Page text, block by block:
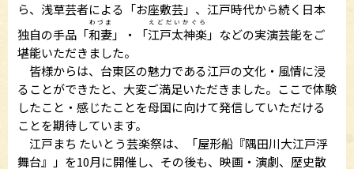
ら、浅草芸者による「お座敷芸」、江戸時代から続く日本
独自の手品「和妻
わづま
」・「江戸太神楽
えどだいかぐら
」などの実演芸能をご
堪能いただきました。
皆様からは、台東区の魅力である江戸の文化・風情に浸
ることができたと、大変ご満足いただきました。ここで体験
したこと・感じたことを母国に向けて発信していただける
ことを期待しています。
江戸まち たいとう芸楽祭は、「屋形船『隅田川大江戸浮
舞台』」を10月に開催し、その後も、映画・演劇、歴史散